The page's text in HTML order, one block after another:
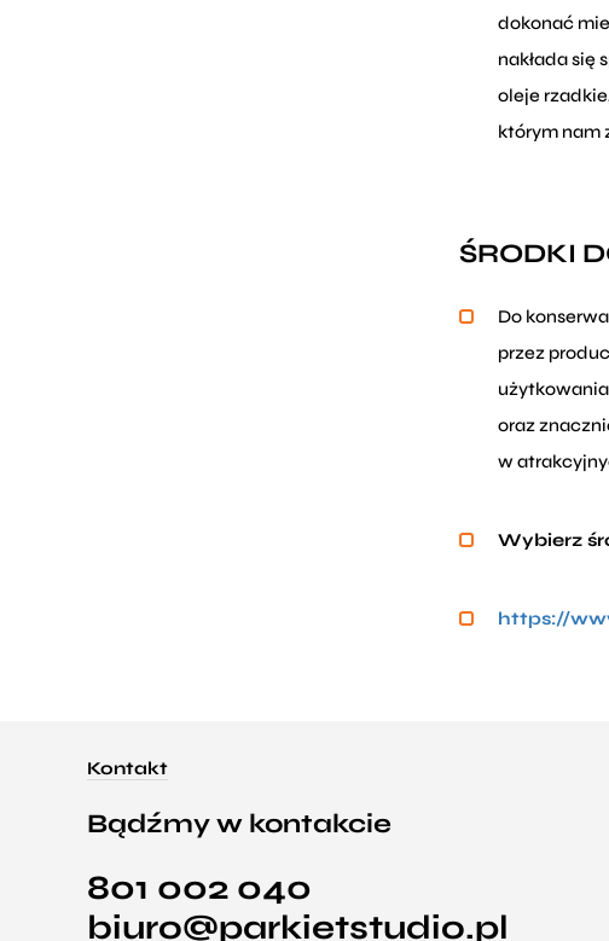
dokonać
nakłada się
oleje
którym nam
ŚRODKI
Do
przez
oraz
w
Wybierz
https://
Kontakt
Bądźmy w kontakcie
801 002 040
biuro@parkietstudio.pl